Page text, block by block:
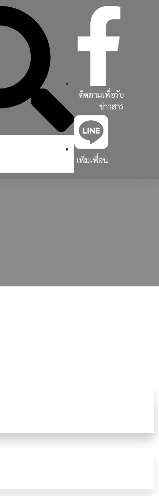
ติดตามเพื่อรับ
ข่าวสาร
เพิ่มเพื่อน